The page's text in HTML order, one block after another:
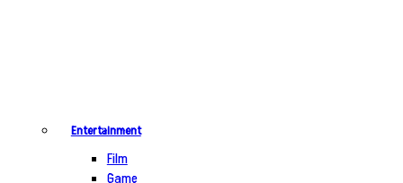
Entertainment
Film
Game